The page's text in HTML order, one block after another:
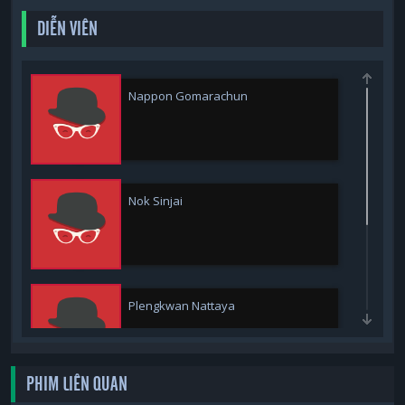
DIỄN VIÊN
Nappon Gomarachun
Nok Sinjai
Plengkwan Nattaya
PHIM LIÊN QUAN